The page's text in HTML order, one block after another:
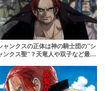
ャンクスの正体は神の騎士団の”シ
ンクス聖”？天竜人や双子など最新